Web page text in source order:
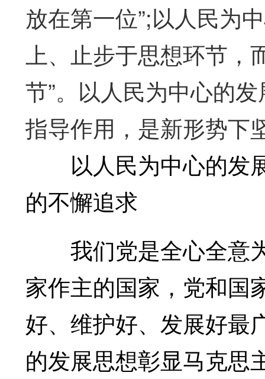
放在第一位”;以人民为
上、止步于思想环节，
节”。以人民为中心的
指导作用，是新形势下
以人民为中心的发
的不懈追求
我们党是全心全意
家作主的国家，党和国
好、维护好、发展好最
的发展思想彰显马克思